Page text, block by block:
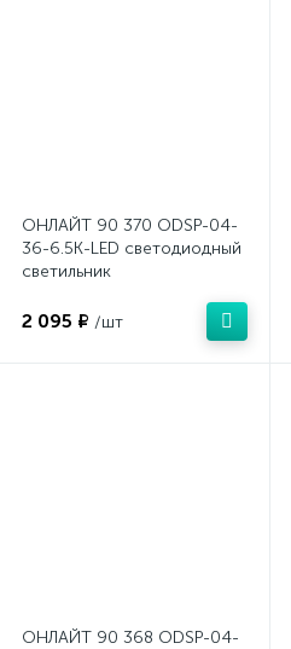
ОНЛАЙТ 90 370 ODSP-04-
36-6.5K-LED светодиодный
светильник
2 095 ₽ /шт
ОНЛАЙТ 90 368 ODSP-04-